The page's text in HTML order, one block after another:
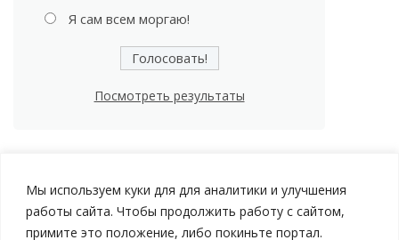
Мы используем куки для для аналитики и улучшения
работы сайта. Чтобы продолжить работу с сайтом,
примите это положение, либо покиньте портал.
Я сам всем моргаю!
Посмотреть результаты